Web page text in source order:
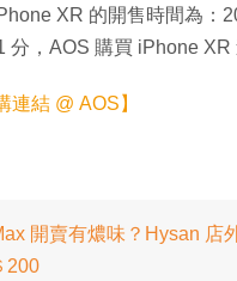
XR 的開售時間為：
分，AOS 購買 iPhone XR
連結 @ AOS】
開賣有燶味？Hysan 店
200